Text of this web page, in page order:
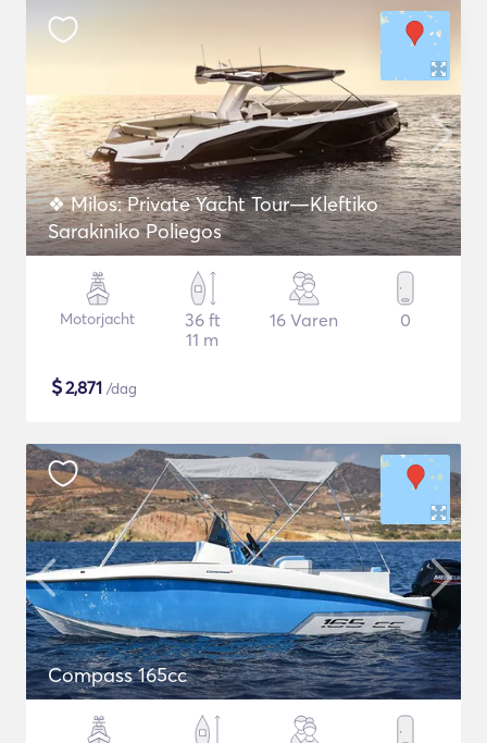
❖ Milos: Private Yacht Tour—Kleftiko
Sarakiniko Poliegos
Motorjacht
36 ft
11 m
16 Varen 0
$2,871 /dag
Compass 165cc